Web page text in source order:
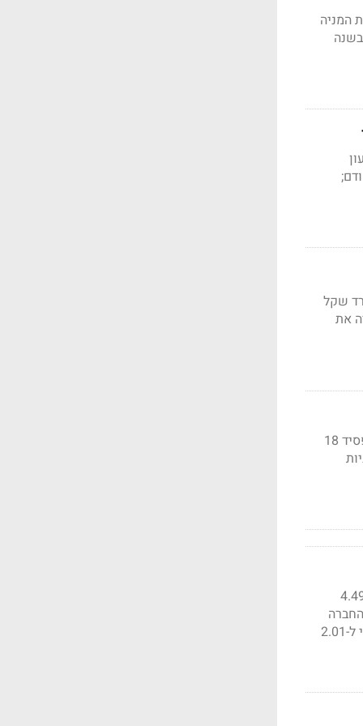
המניה
צונחת במסחר המוקדם לשווי של 63 מיליארד דולר, עקב ציפיות להאטת הצמיחה, ממעל 100% בשנה
הקודם;
2021 חצו הכנסות החברה את רף ה-4 מיליארד שקל
את
ההפסד למניה ברבעון הרביעי של 2021 הסתכם ב-19 סנט. האנליסטים ציפו שתכניס 2.9 מ' ותפסיד 18
עד 2030 ולסגור השנה 10 תכניות
על רווח למניה של 1.23 דולר, לעומת הצפי ל-1.02 דולר. ההכנסות עמדו על 4.49
החברה
צופה עליה של 5-7% בהכנסות לעומת הצפי ל-3.7%, ורווח של 3.15-3.5 דולר למניה לעומת הצפי ל-2.01